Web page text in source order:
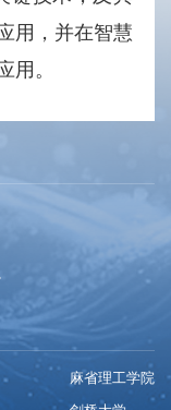
用，并在智慧
用。
麻省理工学院